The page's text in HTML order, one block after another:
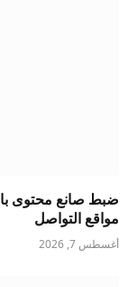
ضبط صانع محتوى
مواقع التواصل
أغسطس 7, 2026